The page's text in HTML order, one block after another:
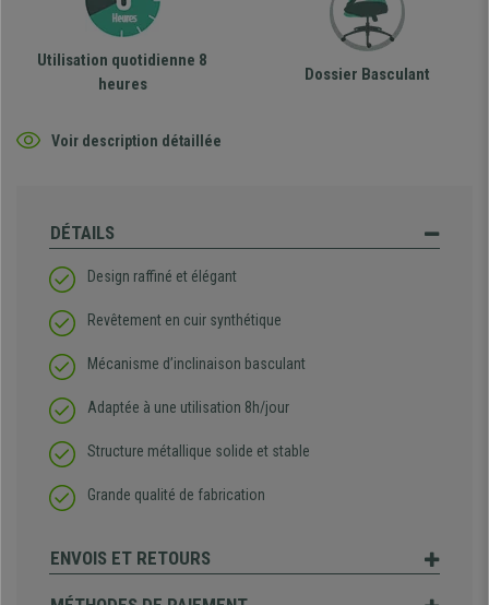
Utilisation quotidienne 8
heures
Dossier Basculant
Voir description détaillée
DÉTAILS
Design raffiné et élégant
Revêtement en cuir synthétique
Mécanisme d’inclinaison basculant
Adaptée à une utilisation 8h/jour
Structure métallique solide et stable
Grande qualité de fabrication
ENVOIS ET RETOURS